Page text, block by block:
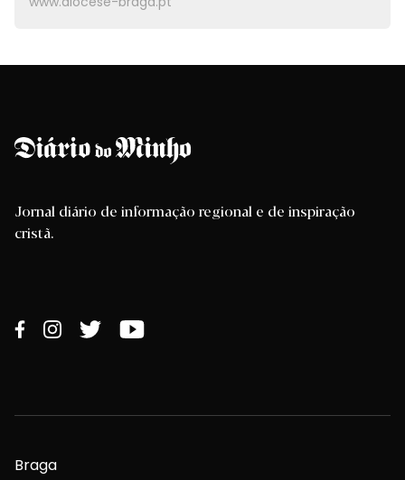
Jornal diário de informação regional e de inspiração
cristã.
Braga